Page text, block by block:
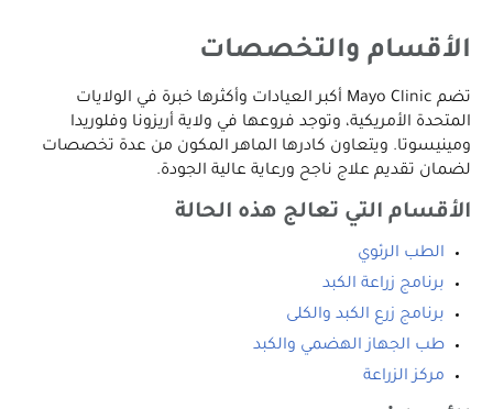
الأقسام والتخصصات
تضم Mayo Clinic أكبر العيادات وأكثرها خبرة في الولايات
المتحدة الأمريكية، وتوجد فروعها في ولاية أريزونا وفلوريدا
ومينيسوتا. ويتعاون كادرها الماهر المكون من عدة تخصصات
لضمان تقديم علاج ناجح ورعاية عالية الجودة.
الأقسام التي تعالج هذه الحالة
الطب الرئوي
برنامج زراعة الكبد
برنامج زرع الكبد والكلى
طب الجهاز الهضمي والكبد
مركز الزراعة